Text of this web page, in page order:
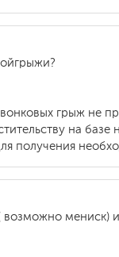
грыж не
на
получения
мениск)